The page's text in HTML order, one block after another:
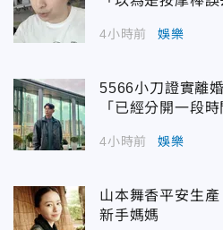
4小時前 娛樂
5566小刀證實離
「已經分開一段時
4小時前 娛樂
山本舞香平安生
新手媽媽